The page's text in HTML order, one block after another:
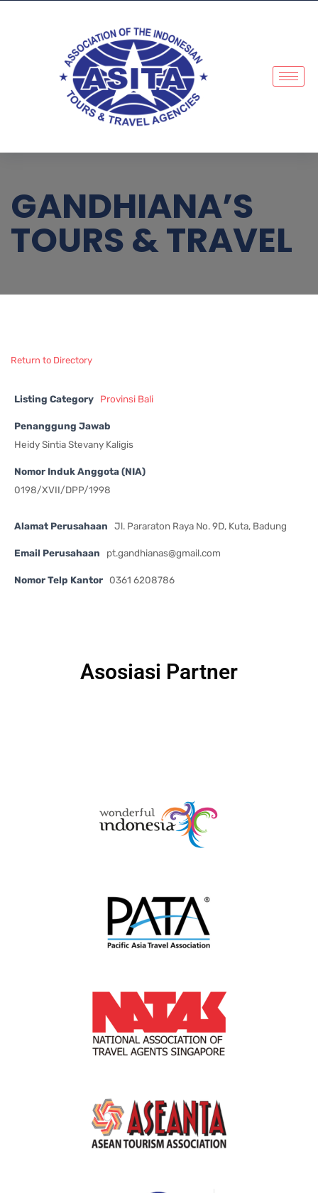
GANDHIANA’S
TOURS & TRAVEL
Return to Directory
Listing Category Provinsi Bali
Penanggung Jawab
Heidy Sintia Stevany Kaligis
Nomor Induk Anggota (NIA)
0198/XVII/DPP/1998
Alamat Perusahaan Jl. Pararaton Raya No. 9D, Kuta, Badung
Email Perusahaan pt.gandhianas@gmail.com
Nomor Telp Kantor 0361 6208786
Asosiasi Partner